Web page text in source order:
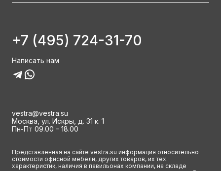
+7 (495) 724-31-70
Написать нам
vestra@vestra.su
Москва, ул. Искры, д. 31 к. 1
Пн-Пт 09.00 – 18.00
Представленная на сайте vestra.su информация относительно
стоимости офисной мебели, других товаров, их тех.
характеристик, наличия в павильонах компании, на складе